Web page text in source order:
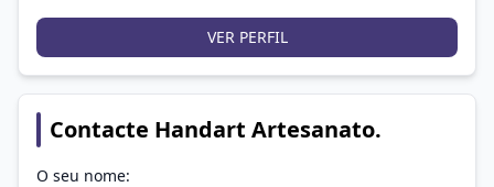
gostavam, então comecei a vender em pequenas
lojas de roupa. Mais tarde é que surgiu a
decoração, o que passei também a amar. Sou uma
pessoa criativa e gosto de estar constantemente a
criar peças novas.
VER PERFIL
Contacte Handart Artesanato.
O seu nome: